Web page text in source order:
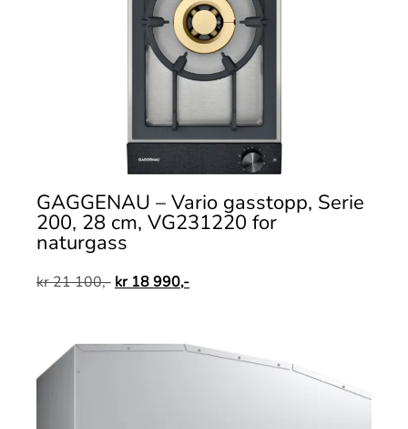
GAGGENAU – Vario gasstopp, Serie
200, 28 cm, VG231220 for
naturgass
kr21 100,- kr18 990,-